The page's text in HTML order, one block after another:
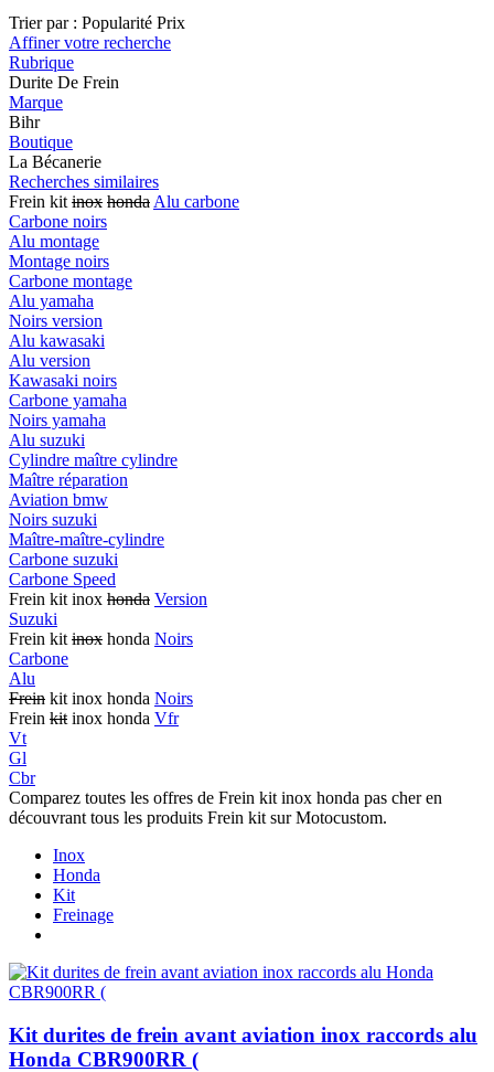
Trier par : Popularité Prix
Affiner votre recherche
Rubrique
Durite De Frein
Marque
Bihr
Boutique
La Bécanerie
Recherches similaires
Frein kit inox honda Alu carbone
Carbone noirs
Alu montage
Montage noirs
Carbone montage
Alu yamaha
Noirs version
Alu kawasaki
Alu version
Kawasaki noirs
Carbone yamaha
Noirs yamaha
Alu suzuki
Cylindre maître cylindre
Maître réparation
Aviation bmw
Noirs suzuki
Maître-maître-cylindre
Carbone suzuki
Carbone Speed
Frein kit inox honda Version
Suzuki
Frein kit inox honda Noirs
Carbone
Alu
Frein kit inox honda Noirs
Frein kit inox honda Vfr
Vt
Gl
Cbr
Comparez toutes les offres de Frein kit inox honda pas cher en
découvrant tous les produits Frein kit sur Motocustom.
Inox
Honda
Kit
Freinage
Kit durites de frein avant aviation inox raccords alu
Honda CBR900RR (